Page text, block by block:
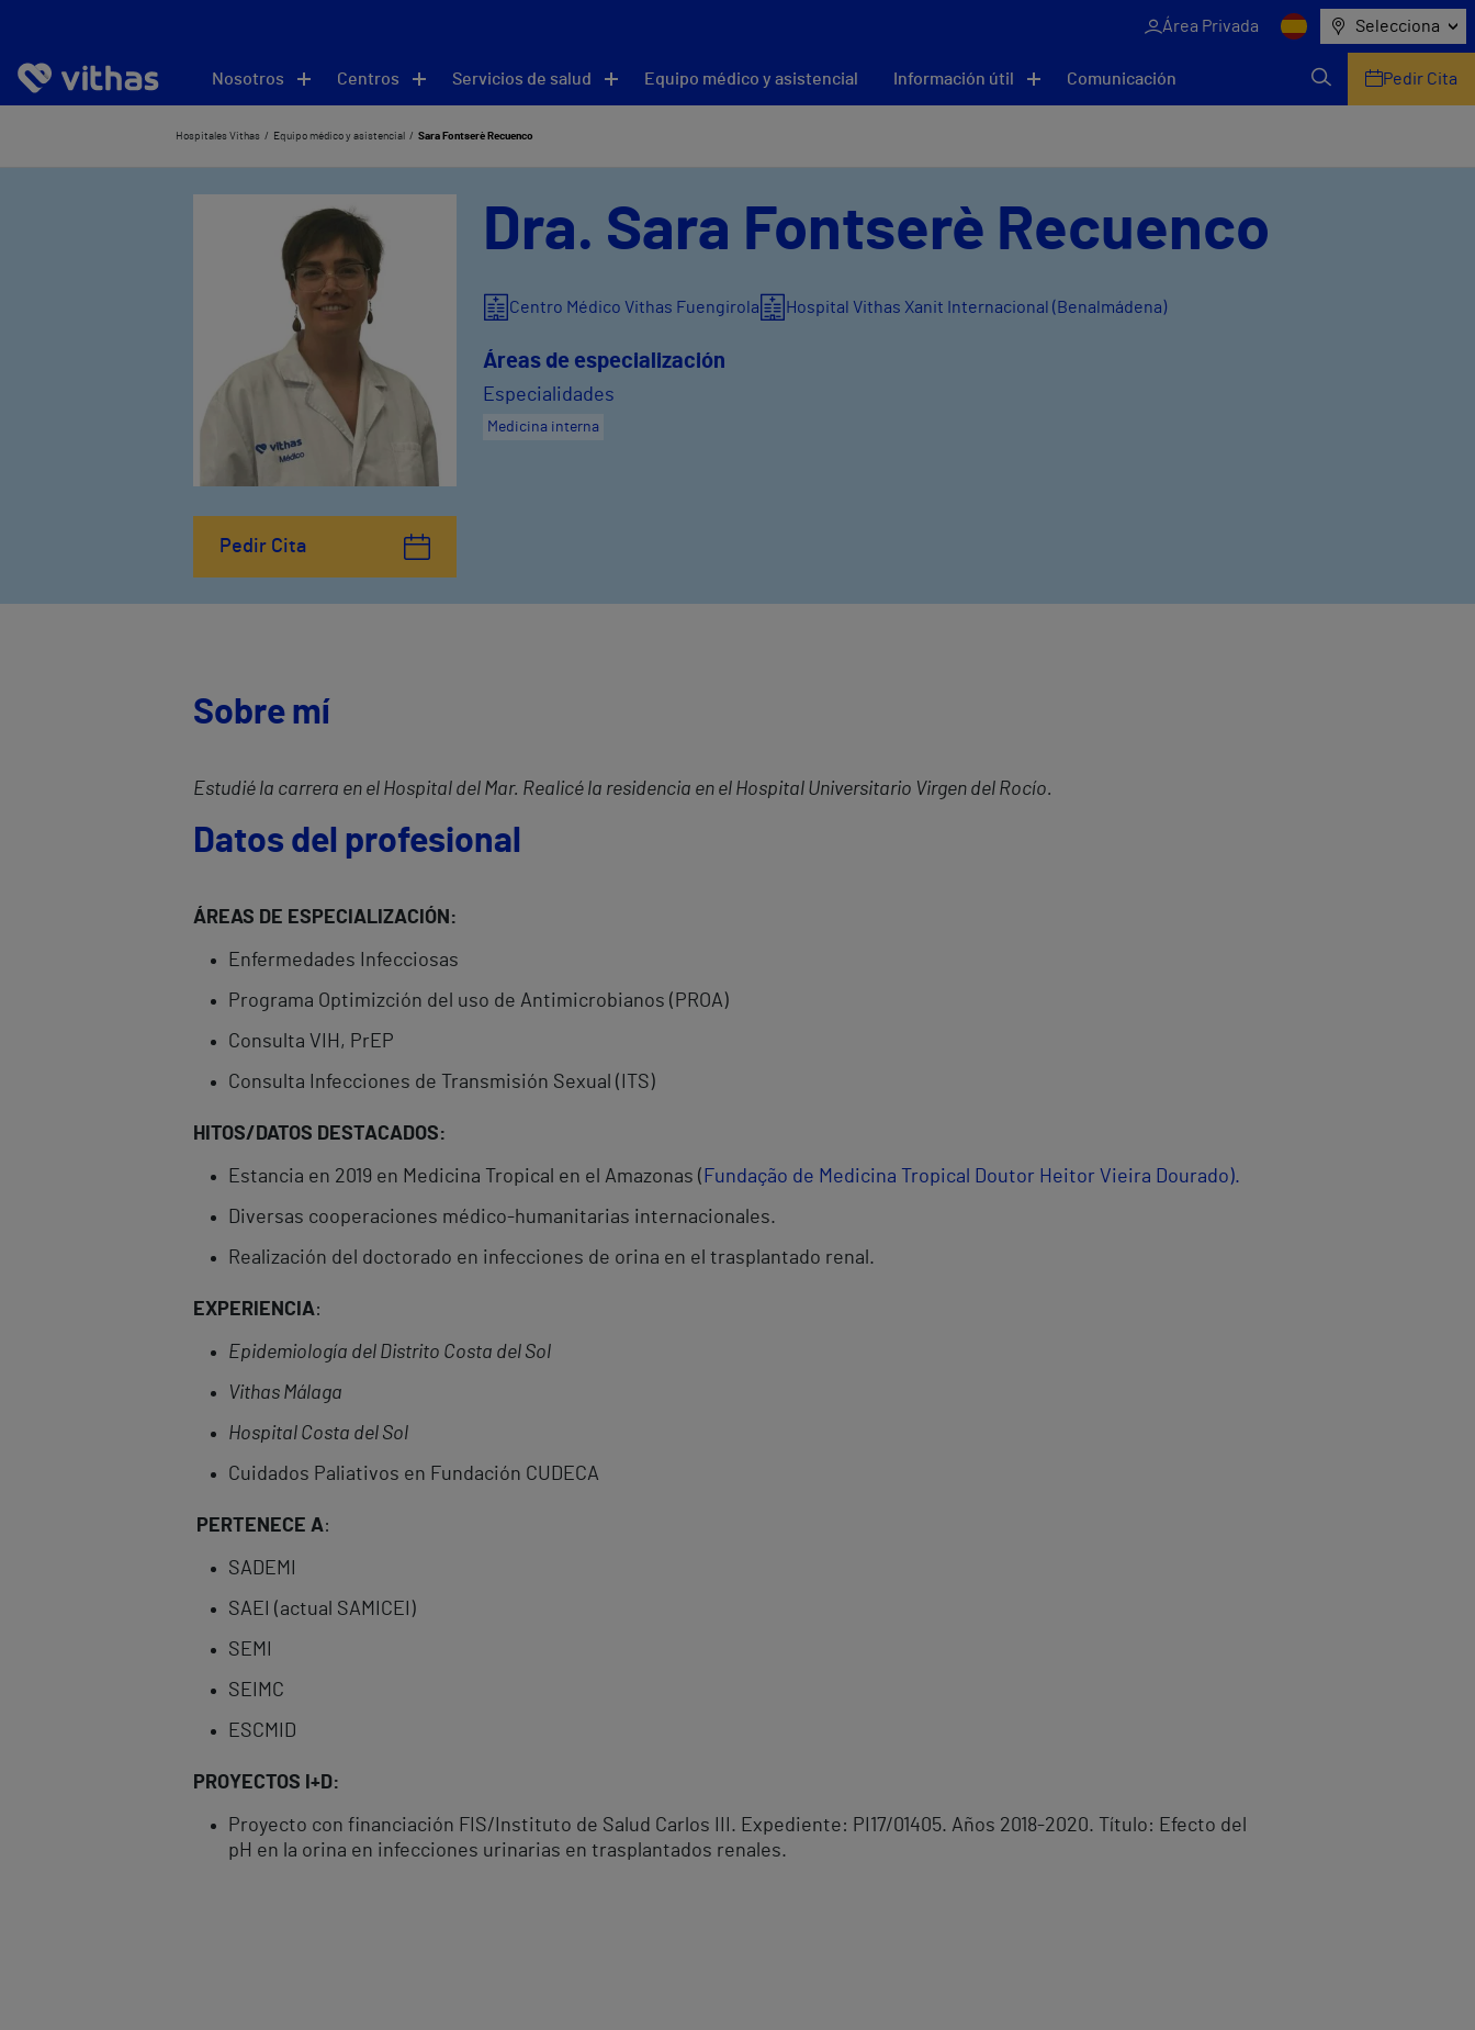
Área Privada Selecciona
Nosotros Centros Servicios de salud Equipo médico y asistencial Información útil Comunicación Pedir Cita
Hospitales Vithas Equipo médico y asistencial Sara Fontserè Recuenco
Pedir Cita
Dra. Sara Fontserè Recuenco
Centro Médico Vithas Fuengirola Hospital Vithas Xanit Internacional (Benalmádena)
Áreas de especialización
Especialidades
Medicina interna
Sobre mí
Estudié la carrera en el Hospital del Mar. Realicé la residencia en el Hospital Universitario Virgen del Rocío.
Datos del profesional
ÁREAS DE ESPECIALIZACIÓN:
Enfermedades Infecciosas
Programa Optimizción del uso de Antimicrobianos (PROA)
Consulta VIH, PrEP
Consulta Infecciones de Transmisión Sexual (ITS)
HITOS/DATOS DESTACADOS:
Estancia en 2019 en Medicina Tropical en el Amazonas ( Fundação de Medicina Tropical Doutor Heitor Vieira Dourado).
Diversas cooperaciones médico-humanitarias internacionales.
Realización del doctorado en infecciones de orina en el trasplantado renal.
EXPERIENCIA:
Epidemiología del Distrito Costa del Sol
Vithas Málaga
Hospital Costa del Sol
Cuidados Paliativos en Fundación CUDECA
PERTENECE A:
SADEMI
SAEI (actual SAMICEI)
SEMI
SEIMC
ESCMID
PROYECTOS I+D:
Proyecto con financiación FIS/Instituto de Salud Carlos III. Expediente: PI17/01405. Años 2018-2020. Título: Efecto del
pH en la orina en infecciones urinarias en trasplantados renales.